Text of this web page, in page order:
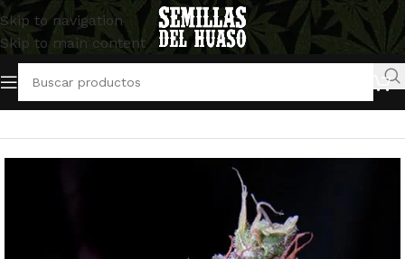
Skip to navigation
Skip to main content
Inicio/Semillas Feminizadas/Sweet Seeds